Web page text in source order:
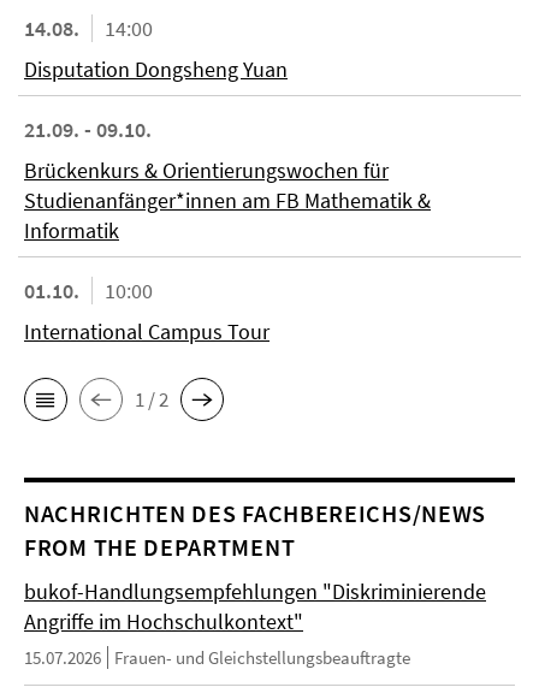
14.08.
14:00
Disputation Dongsheng Yuan
21.09. - 09.10.
Brückenkurs & Orientierungswochen für
Studienanfänger*innen am FB Mathematik &
Informatik
01.10.
10:00
International Campus Tour
1 / 2
NACHRICHTEN DES FACHBEREICHS/NEWS
FROM THE DEPARTMENT
bukof-Handlungsempfehlungen "Diskriminierende
Angriffe im Hochschulkontext"
15.07.2026 Frauen- und Gleichstellungsbeauftragte